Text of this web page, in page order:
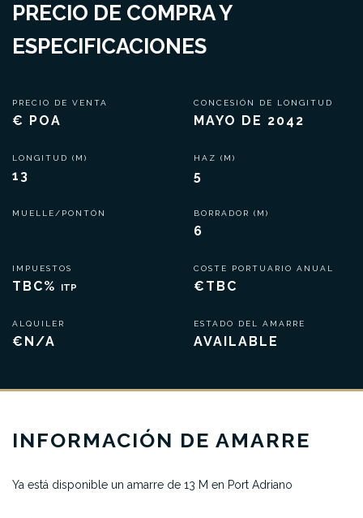
PRECIO DE COMPRA Y
ESPECIFICACIONES
PRECIO DE VENTA
€ POA
LONGITUD (M)
13
MUELLE/PONTÓN
IMPUESTOS
TBC% ITP
ALQUILER
€N/A
CONCESIÓN DE LONGITUD
MAYO DE 2042
HAZ (M)
5
BORRADOR (M)
6
COSTE PORTUARIO ANUAL
€TBC
ESTADO DEL AMARRE
AVAILABLE
INFORMACIÓN DE AMARRE
Ya está disponible un amarre de 13 M en Port Adriano